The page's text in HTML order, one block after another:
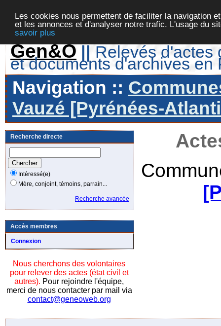
Les cookies nous permettent de faciliter la navigation
et les annonces et d'analyser notre trafic. L'usage du
savoir plus
Gen&O || Relevés d'actes
et documents d'archives en
Navigation ::
Vauzé [Pyrénées-
Recherche directe
Intéressé(e)
Mère, conjoint, témoins, parrain...
Recherche avancée
Accès membres
Connexion
Nous cherchons des volontaires
pour relever des actes (état civil et
autres). Pour rejoindre l'équipe,
merci de nous contacter par mail via
contact@geneoweb.org